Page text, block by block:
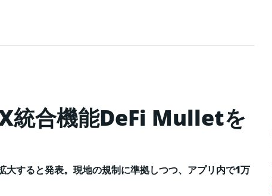
統合機能DeFi Mulletを
すると発表。現地の規制に準拠しつつ、アプリ内で1万